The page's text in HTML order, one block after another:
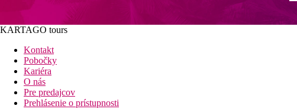
KARTAGO tours
Kontakt
Pobočky
Kariéra
O nás
Pre predajcov
Prehlásenie o prístupnosti